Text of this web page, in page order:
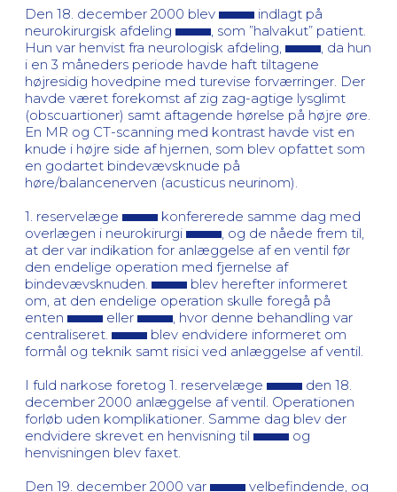
Den 18. december 2000 blev
indlagt på
neurokirurgisk afdeling
, som ”halvakut” patient.
Hun var henvist fra neurologisk afdeling,
, da hun
i en 3 måneders periode havde haft tiltagene
højresidig hovedpine med turevise forværringer. Der
havde været forekomst af zig zag-agtige lysglimt
(obscuartioner) samt aftagende hørelse på højre øre.
En MR og CT-scanning med kontrast havde vist en
knude i højre side af hjernen, som blev opfattet som
en godartet bindevævsknude på
høre/balancenerven (acusticus neurinom).
1. reservelæge
konfererede samme dag med
overlægen i neurokirurgi
, og de nåede frem til,
at der var indikation for anlæggelse af en ventil før
den endelige operation med fjernelse af
bindevævsknuden.
blev herefter informeret
om, at den endelige operation skulle foregå på
enten
eller
, hvor denne behandling var
centraliseret.
blev endvidere informeret om
formål og teknik samt risici ved anlæggelse af ventil.
I fuld narkose foretog 1. reservelæge
den 18.
december 2000 anlæggelse af ventil. Operationen
forløb uden komplikationer. Samme dag blev der
endvidere skrevet en henvisning til
og
henvisningen blev faxet.
Den 19. december 2000 var
velbefindende, og